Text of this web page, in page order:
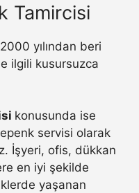
Tamircisi
yılından beri
ilgili kusursuzca
konusunda ise
servisi olarak
İşyeri, ofis, dükkan
en iyi şekilde
yaşanan